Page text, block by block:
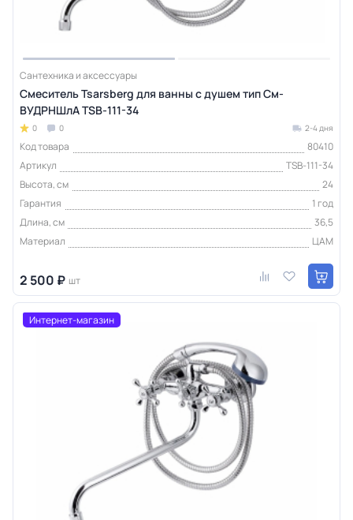
Сантехника и аксессуары
Смеситель Tsarsberg для ванны с душем тип См-
ВУДРНШлА TSB-111-34
0 0 2-4 дня
Код товара
80410
Артикул
TSB-111-34
Высота, см
24
Гарантия
1 год
Длина, см
36,5
Материал
ЦАМ
2 500 ₽ шт
Интернет-магазин